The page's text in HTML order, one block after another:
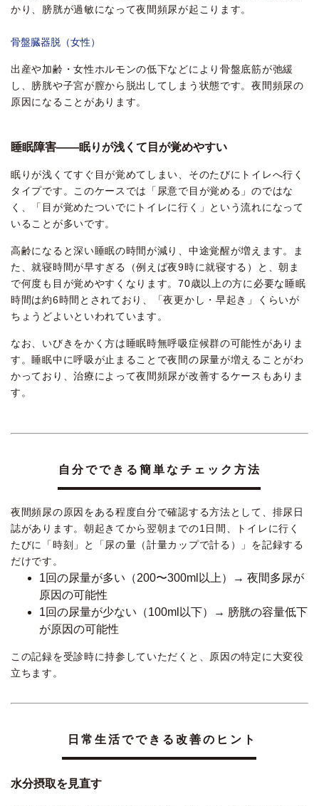
かり、膀胱が過敏になって夜間頻尿が起こります。
骨盤臓器脱（女性）
出産や加齢・女性ホルモンの低下などにより骨盤底筋が弛緩
し、膀胱や子宮が膣から脱出してしまう状態です。夜間頻尿の
原因になることがあります。
睡眠障害――眠りが浅くて目が覚めやすい
眠りが浅くてすぐ目が覚めてしまい、そのたびにトイレへ行く
タイプです。このケースでは「尿意で目が覚める」のではな
く、「目が覚めたついでにトイレに行く」という流れになって
いることが多いです。
高齢になると深い睡眠の時間が減り、中途覚醒が増えます。ま
た、就寝時間が早すぎる（例えば夜9時に就寝する）と、朝ま
で何度も目が覚めやすくなります。70歳以上の方に必要な睡眠
時間は約6時間とされており、「夜更かし・早起き」くらいが
ちょうどよいといわれています。
なお、いびきをかく方は睡眠時無呼吸症候群の可能性がありま
す。睡眠中に呼吸が止まることで夜間の尿量が増えることがわ
かっており、治療によって夜間頻尿が改善するケースもありま
す。
自分でできる簡単なチェック方法
夜間頻尿の原因をある程度自分で確認する方法として、排尿日
誌があります。朝起きてから翌朝までの1日間、トイレに行く
たびに「時刻」と「尿の量（計量カップで計る）」を記録する
だけです。
1回の尿量が多い（200〜300ml以上）→ 夜間多尿が
原因の可能性
1回の尿量が少ない（100ml以下）→ 膀胱の容量低下
が原因の可能性
この記録を受診時に持参していただくと、原因の特定に大変役
立ちます。
日常生活でできる改善のヒント
水分摂取を見直す